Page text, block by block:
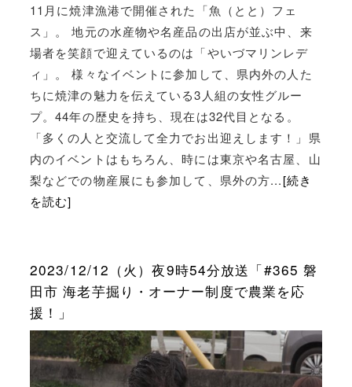
11月に焼津漁港で開催された「魚（とと）フェ
ス」。 地元の水産物や名産品の出店が並ぶ中、来
場者を笑顔で迎えているのは「やいづマリンレデ
ィ」。 様々なイベントに参加して、県内外の人た
ちに焼津の魅力を伝えている3人組の女性グルー
プ。44年の歴史を持ち、現在は32代目となる。
「多くの人と交流して全力でお出迎えします！」県
内のイベントはもちろん、時には東京や名古屋、山
梨などでの物産展にも参加して、県外の方...[続き
を読む]
2023/12/12（火）夜9時54分放送「#365 磐
田市 海老芋掘り・オーナー制度で農業を応
援！」